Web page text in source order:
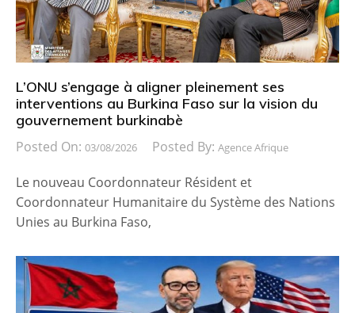
L’ONU s’engage à aligner pleinement ses
interventions au Burkina Faso sur la vision du
gouvernement burkinabè
Posted On: 03/08/2026 Posted By: Agence Afrique
Le nouveau Coordonnateur Résident et
Coordonnateur Humanitaire du Système des Nations
Unies au Burkina Faso,